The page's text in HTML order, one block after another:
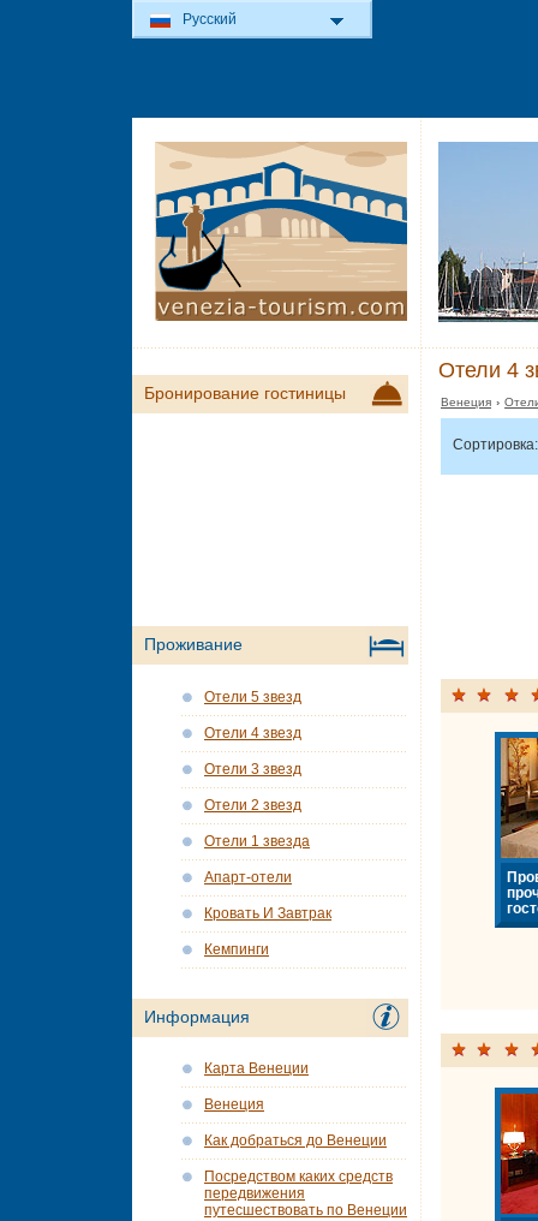
Отели 4
Венеция ›
Сортировка:
Бронирование гостиницы
Проживание
Отели 5 звезд
Отели 4 звезд
Отели 3 звезд
Отели 2 звезд
Отели 1 звезда
Апарт-отели
Кровать И Завтрак
Кемпинги
Информация
Карта Венеции
Венеция
Как добраться до Венеции
Посредством каких средств
передвижения
путесшествовать по Венеции
Русский